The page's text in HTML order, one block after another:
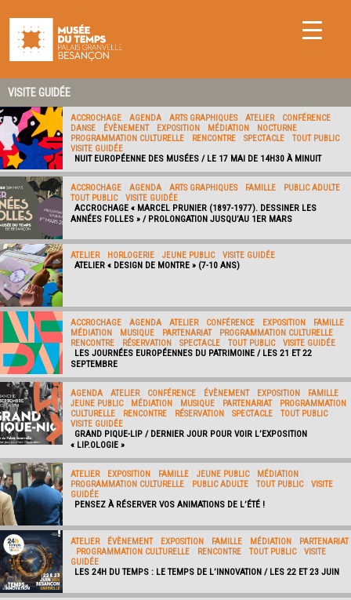
VISITE GUIDÉE
ACCROCHAGE AGENDA ARTS GRAPHIQUES/ ATELIER/ CONFÉRENCE
DANSE
ÉVÈNEMENT/ EXPOSITION MÉDIATION NOCTURNE
PROGRAMMATION CULTURELLE
RENCONTRE SPECTACLE TOUT PUBLIC/
VISITE GUIDÉE
NUIT EUROPÉENNE DES MUSÉES / LE 17 MAI DE 14H30 À MINUIT
ACCROCHAGE AGENDA ARTS GRAPHIQUES/ FAMILLE PUBLIC ADULTE
TOUT PUBLIC/ VISITE GUIDÉE
ACCROCHAGE « MARCEL PRUNIER (1897-1977). DESSINER LES
ANNÉES FOLLES » / PROLONGATION JUSQU’AU 1ER MARS
ATELIER/ HORLOGERIE JEUNE PUBLIC/ VISITE GUIDÉE
ATELIER « DESIGN DE MONTRE » (7-10 ANS)
ACCROCHAGE AGENDA ATELIER/ CONFÉRENCE EXPOSITION FAMILLE
MÉDIATION
MUSIQUE PARTENARIAT/ PROGRAMMATION CULTURELLE
RENCONTRE
RÉSERVATION SPECTACLE TOUT PUBLIC/ VISITE GUIDÉE
LES JOURNÉES EUROPÉENNES DU PATRIMOINE / LES 21 ET 22
SEPTEMBRE
AGENDA ATELIER/ CONFÉRENCE ÉVÈNEMENT/ EXPOSITION FAMILLE
JEUNE PUBLIC/ MÉDIATION MUSIQUE PARTENARIAT/ PROGRAMMATION
CULTURELLE
RENCONTRE RÉSERVATION SPECTACLE TOUT PUBLIC/
VISITE GUIDÉE
GRAND PIQUE-LIP / DERNIER JOUR POUR VOIR L’EXPOSITION
« LIP.OLOGIE »
ATELIER/ EXPOSITION FAMILLE JEUNE PUBLIC/ MÉDIATION
PROGRAMMATION CULTURELLE
PUBLIC ADULTE TOUT PUBLIC/ VISITE
GUIDÉE
PENSEZ À RÉSERVER VOS ANIMATIONS DE L’ÉTÉ !
ATELIER/ ÉVÈNEMENT/ EXPOSITION FAMILLE MÉDIATION
PARTENARIAT
PROGRAMMATION CULTURELLE RENCONTRE TOUT PUBLIC/ VISITE
GUIDÉE
LES 24H DU TEMPS : LE TEMPS DE L’INNOVATION / LES 22 ET 23 JUIN